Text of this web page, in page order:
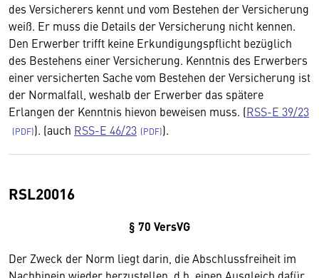
des Versicherers kennt und vom Bestehen der Versicherung
weiß. Er muss die Details der Versicherung nicht kennen.
Den Erwerber trifft keine Erkundigungspflicht bezüglich
des Bestehens einer Versicherung. Kenntnis des Erwerbers
einer versicherten Sache vom Bestehen der Versicherung ist
der Normalfall, weshalb der Erwerber das spätere
Erlangen der Kenntnis hievon beweisen muss. (RSS-E 39/23
). (auch RSS-E 46/23 ).
RSL20016
§ 70 VersVG
Der Zweck der Norm liegt darin, die Abschlussfreiheit im